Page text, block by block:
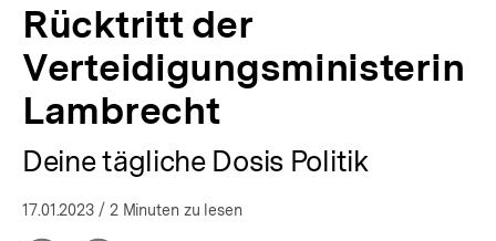
Deine
tägliche
Dosis
Politik
Rücktritt der
Verteidigungsministerin
Lambrecht
Deine tägliche Dosis Politik
17.01.2023 / 2 Minuten zu lesen